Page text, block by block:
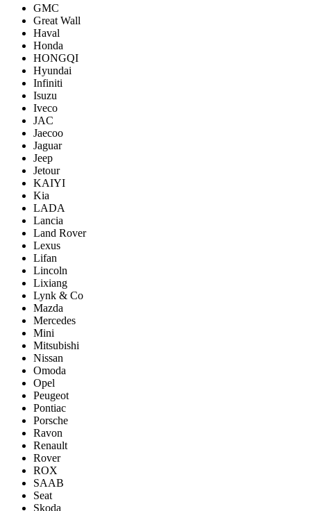
GMC
Great Wall
Haval
Honda
HONGQI
Hyundai
Infiniti
Isuzu
Iveco
JAC
Jaecoo
Jaguar
Jeep
Jetour
KAIYI
Kia
LADA
Lancia
Land Rover
Lexus
Lifan
Lincoln
Lixiang
Lynk & Co
Mazda
Mercedes
Mini
Mitsubishi
Nissan
Omoda
Opel
Peugeot
Pontiac
Porsсhe
Ravon
Renault
Rover
ROX
SAAB
Seat
Skoda